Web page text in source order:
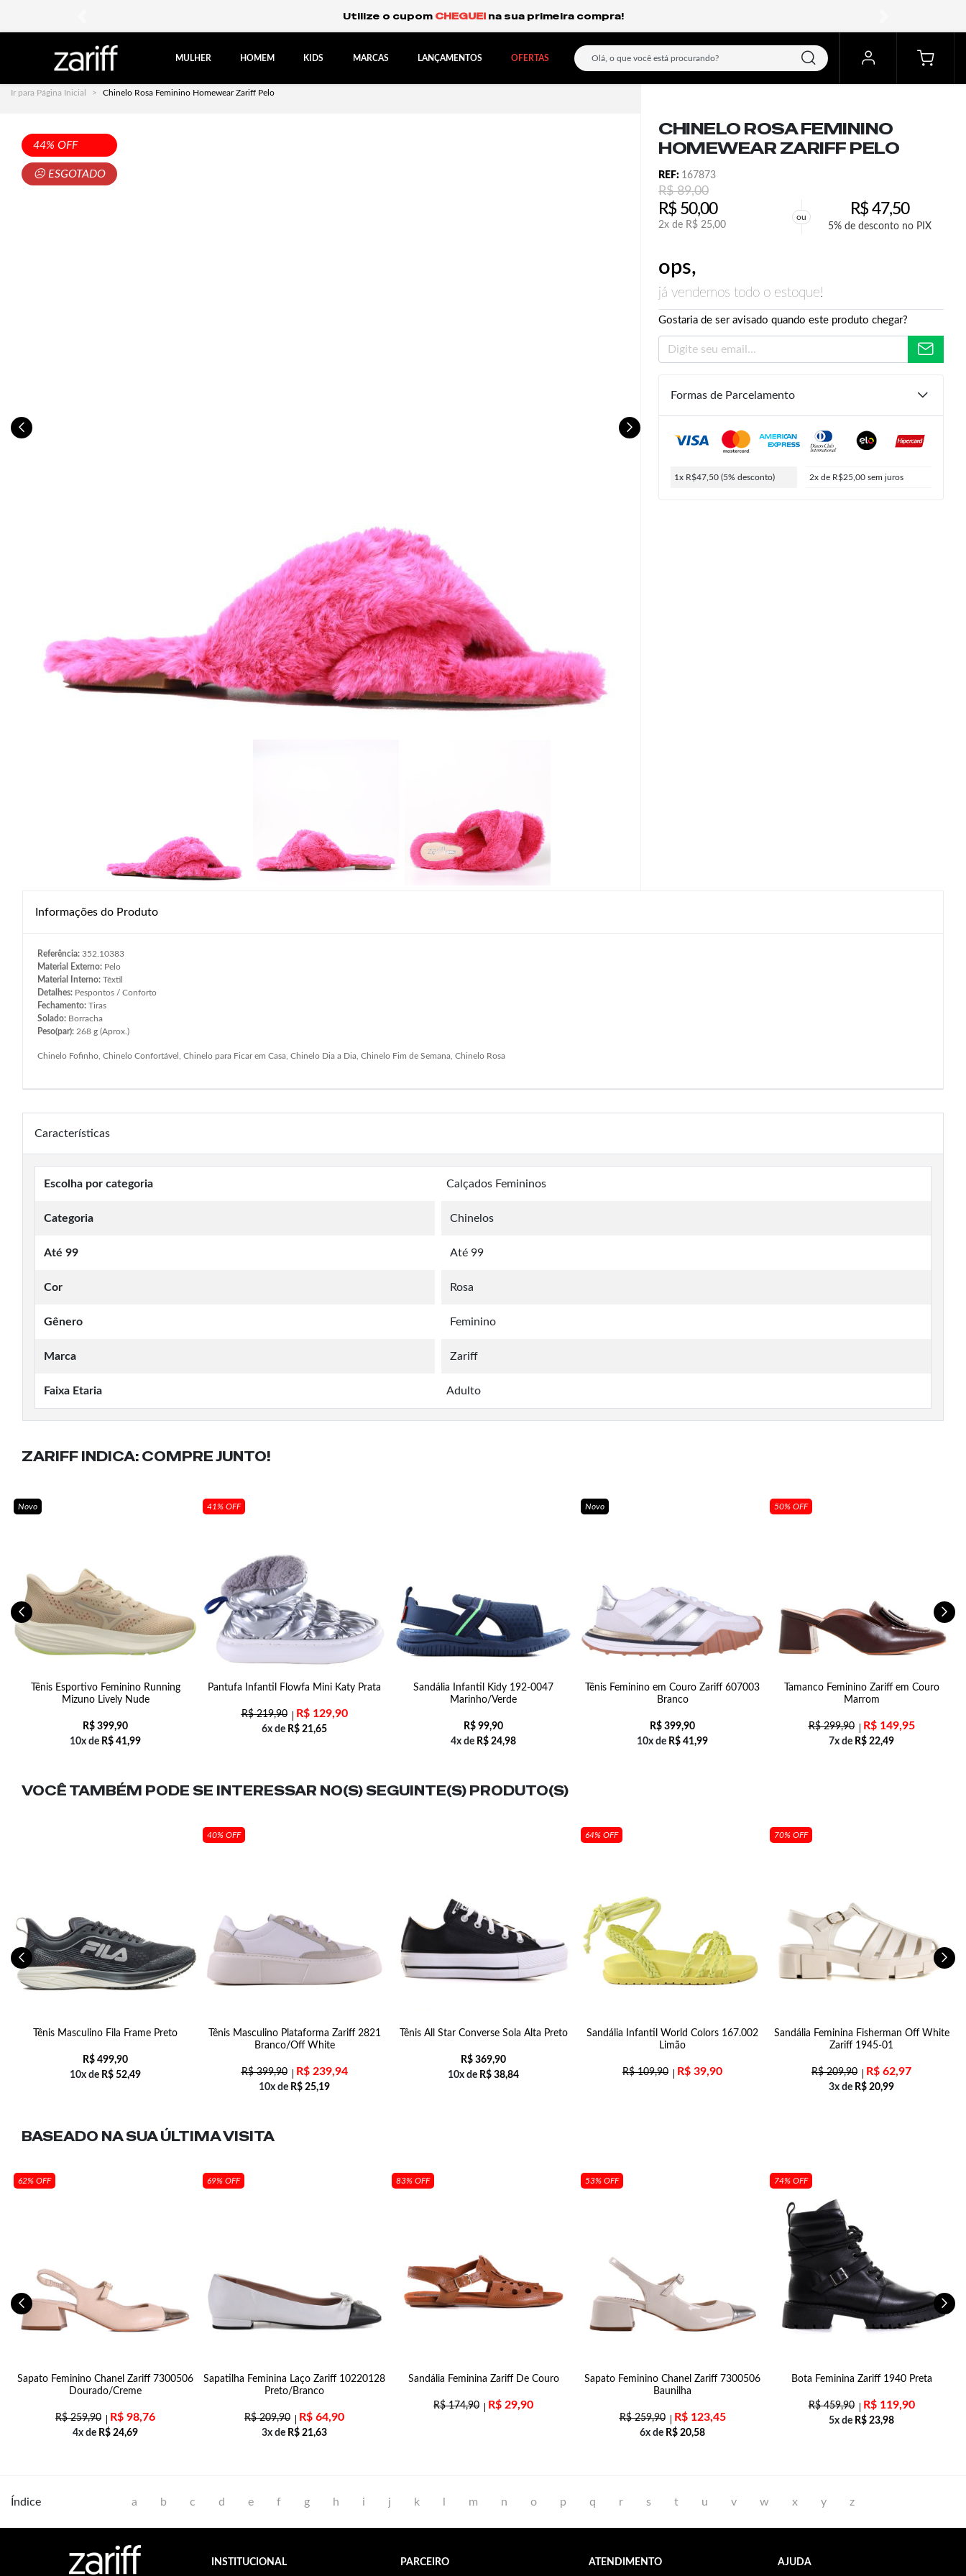
Frete Grátis Expresso para o Sul e São Paulo.
MULHER HOMEM KIDS MARCAS LANÇAMENTOS OFERTAS
Ir para Página Inicial Chinelo Rosa Feminino Homewear Zariff Pelo
44% OFF
☹ ESGOTADO
CHINELO ROSA FEMININO
HOMEWEAR ZARIFF PELO
REF: 167873
R$89,00
R$50,00
2x de R$ 25,00
ou R$47,50
5% de desconto no PIX
ops,
já vendemos todo o estoque!
Gostaria de ser avisado quando este produto chegar?
89,00
R$ 25,00
47,50
5% de desconto no PIX
Formas de Parcelamento
1x R$47,50 (5% desconto) 2x de R$25,00 sem juros
Informações do Produto
Referência: 352.10383
Material Externo: Pelo
Material Interno: Têxtil
Detalhes: Pespontos / Conforto
Fechamento: Tiras
Solado: Borracha
Peso(par): 268 g (Aprox.)
Chinelo Fofinho, Chinelo Confortável, Chinelo para Ficar em Casa, Chinelo Dia a Dia, Chinelo Fim de Semana, Chinelo Rosa
Características
Escolha por categoria Calçados Femininos
Categoria Chinelos
Até 99 Até 99
Cor Rosa
Gênero Feminino
Marca Zariff
Faixa Etaria Adulto
ZARIFF INDICA: COMPRE JUNTO!
Novo
Tênis Esportivo Feminino Running
Mizuno Lively Nude
R$ 399,90
10x de R$ 41,99
41% OFF
Pantufa Infantil Flowfa Mini Katy Prata
R$219,90 R$129,90
6x de R$ 21,65
Sandália Infantil Kidy 192-0047
Marinho/Verde
R$ 99,90
4x de R$ 24,98
Novo
Tênis Feminino em Couro Zariff 607003
Branco
R$ 399,90
10x de R$ 41,99
50% OFF
Tamanco Feminino Zariff em Couro
Marrom
R$299,90 R$149,95
7x de R$ 22,49
VOCÊ TAMBÉM PODE SE INTERESSAR NO(S) SEGUINTE(S) PRODUTO(S)
Tênis Masculino Fila Frame Preto
R$ 499,90
10x de R$ 52,49
40% OFF
Tênis Masculino Plataforma Zariff 2821
Branco/Off White
R$399,90 R$239,94
10x de R$ 25,19
Tênis All Star Converse Sola Alta Preto
R$ 369,90
10x de R$ 38,84
64% OFF
Sandália Infantil World Colors 167.002
Limão
R$109,90 R$ 39,90
70% OFF
Sandália Feminina Fisherman Off White
Zariff 1945-01
R$209,90 R$ 62,97
3x de R$ 20,99
BASEADO NA SUAÚLTIMA VISITA
62% OFF
Sapato Feminino Chanel Zariff 7300506
Dourado/Creme
R$259,90 R$ 98,76
4x de R$ 24,69
69% OFF
Sapatilha Feminina Laço Zariff 10220128
Preto/Branco
R$209,90 R$ 64,90
3x de R$ 21,63
83% OFF
Sandália Feminina Zariff De Couro
R$174,90 R$ 29,90
53% OFF
Sapato Feminino Chanel Zariff 7300506
Baunilha
R$259,90 R$123,45
6x de R$ 20,58
74% OFF
Bota Feminina Zariff 1940 Preta
R$459,90 R$119,90
5x de R$ 23,98
Índice a b c d e f g h i j k m n o p q r s t u v w x y z
INSTITUCIONAL PARCEIRO ATENDIMENTO AJUDA